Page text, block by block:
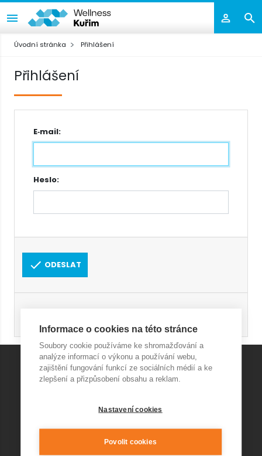
Úvodní stránka Přihlášení
Přihlášení
E‑mail:
Heslo:
ODESLAT
KONTAKT AQUAPARK
+420 541 420 240
info@wellnesskurim.cz
Wellness Kuřim s.r.o.
Informace o cookies na této stránce
Soubory cookie používáme ke shromažďování a
analýze informací o výkonu a používání webu,
zajištění fungování funkcí ze sociálních médií a ke
zlepšení a přizpůsobení obsahu a reklam.
Nastavení cookies
Povolit cookies